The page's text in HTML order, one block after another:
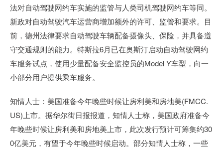
法对自动驾驶网约车实施的监管与人类司机驾驶网约车等同。
新政对自动驾驶汽车运营商增加额外的许可、监管和要求。目
前，德州法律要求自动驾驶车辆配备摄像头、保险，并具备遵
守交通规则的能力。特斯拉6月已在奥斯汀启动自动驾驶网约
车服务试点，使用少量配备安全监控员的Model Y车型，向一
小部分用户提供乘车服务。
知情人士：美国准备今年晚些时候让房利美和房地美(FMCC.
US)上市。据华尔街日报报道，知情人士称，美国政府准备今
年晚些时候让房利美和房地美上市，此次发行预计可筹集约30
0亿美元，有望于今年晚些时候启动。部分知情人士称，一些